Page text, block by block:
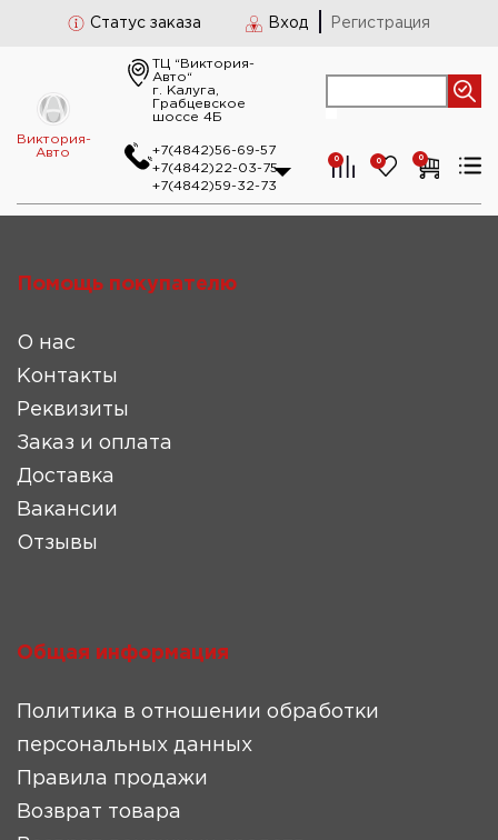
Статус заказа Вход Регистрация
Виктория-
Авто
ТЦ “Виктория-
Авто“
г. Калуга,
Грабцевское
шоссе 4Б
+7(4842)56-69-57
+7(4842)22-03-75
+7(4842)59-32-73
0 0 0
Помощь покупателю
О нас
Контакты
Реквизиты
Заказ и оплата
Доставка
Вакансии
Отзывы
Общая информация
Политика в отношении обработки
персональных данных
Правила продажи
Возврат товара